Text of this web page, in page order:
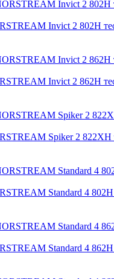
Invict 2 802H
Invict 2 862H
Spiker 2 822XH
Standard 4 802H
Standard 4 862H